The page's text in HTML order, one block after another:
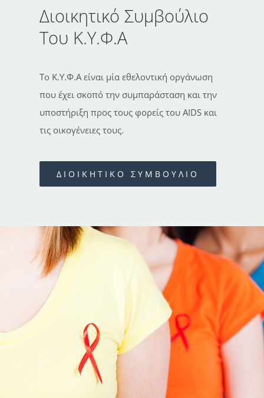
Διοικητικό Συμβούλιο
Του Κ.Υ.Φ.Α
Το Κ.Υ.Φ.Α είναι μία εθελοντική οργάνωση
που έχει σκοπό την συμπαράσταση και την
υποστήριξη προς τους φορείς του AIDS και
τις οικογένειες τους.
ΔΙΟΙΚΗΤΙΚΟ ΣΥΜΒΟΥΛΙΟ